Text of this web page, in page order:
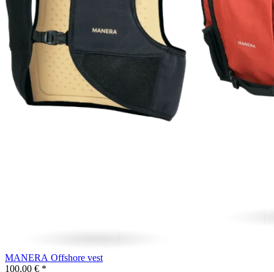
MANERA Offshore vest
100,00 € *